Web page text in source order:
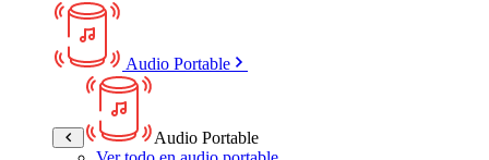
Audio Portable
Audio Portable